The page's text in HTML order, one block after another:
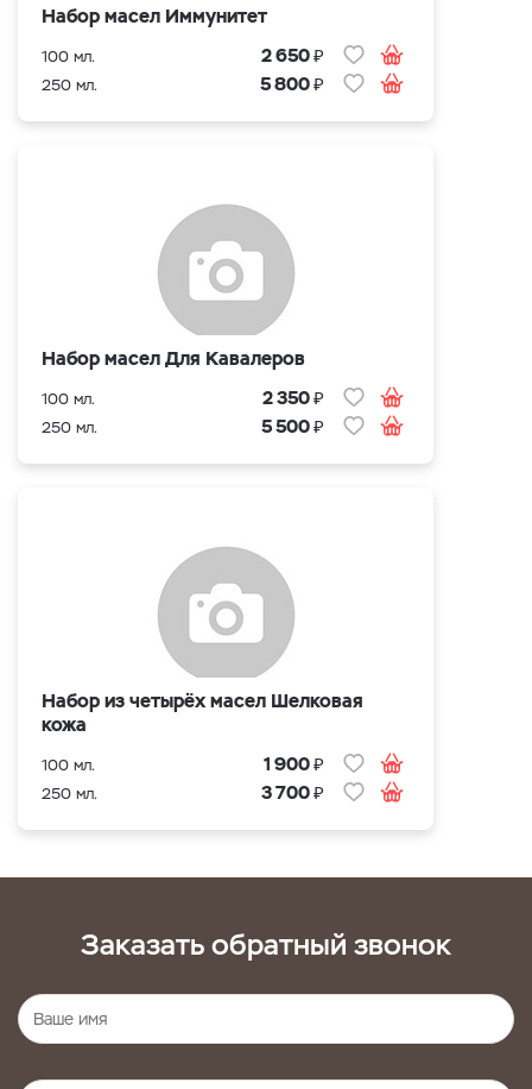
Набор масел Иммунитет
100 мл. 2 650₽
250 мл. 5 800₽
Набор масел Для Кавалеров
100 мл. 2 350₽
250 мл. 5 500₽
Набор из четырёх масел Шелковая
кожа
100 мл. 1 900₽
250 мл. 3 700₽
Заказать обратный звонок